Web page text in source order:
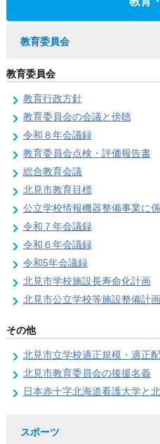
教育委員会
教育委員会
教育行政方針
教育委員会の会議と傍聴
令和８年会議録
教育委員会点検・評価報告書
総合教育会議
北見市教育目標
公立学校情報機器整備事業に
令和７年会議録
令和６年会議録
令和5年会議録
北見市学校施設長寿命化計画
北見市公立学校等施設整備計
その他
北見市立学校適正規模・適正
北見市教育委員会の後援名義
日本赤十字北海道看護大学と北見市教
スポーツ